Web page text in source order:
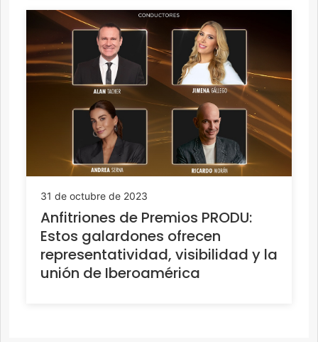
31 de octubre de 2023
Anfitriones de Premios PRODU:
Estos galardones ofrecen
representatividad, visibilidad y la
unión de Iberoamérica